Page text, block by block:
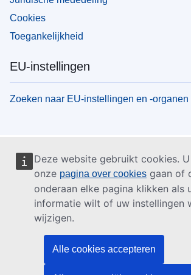
Deze website gebruikt cookies.
onze pagina over cookies gaan of
onderaan elke pagina klikken als
informatie wilt of uw instellingen
wijzigen.
Alle cookies accepteren
Cookies
Toegankelijkheid
EU-instellingen
Zoeken naar EU-instellingen en -organen